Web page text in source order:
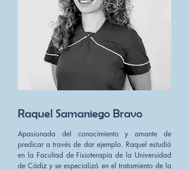
Raquel Samaniego Bravo
Apasionada del conocimiento y amante de
predicar a través de dar ejemplo. Raquel estudió
en la Facultad de Fisioterapia de la Universidad
de Cádiz y se especializó en el tratamiento de la